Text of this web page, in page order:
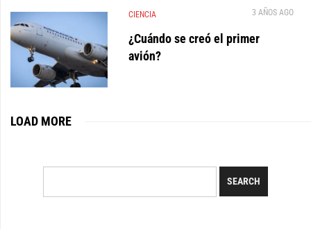
CIENCIA 3 AÑOS AGO
¿Cuándo se creó el primer
avión?
LOAD MORE